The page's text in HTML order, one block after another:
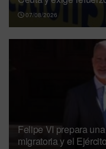
07/08/2026
Felipe VI prepara
migratoria y el